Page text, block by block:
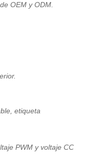
OEM y ODM.
etiqueta
PWM y voltaje CC